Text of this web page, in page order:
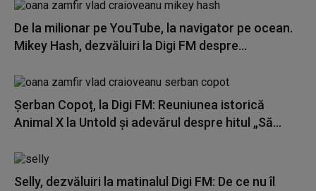
De la milionar pe YouTube, la navigator pe ocean.
Mikey Hash, dezvăluiri la Digi FM despre...
Șerban Copoț, la Digi FM: Reuniunea istorică
Animal X la Untold și adevărul despre hitul „Să...
Selly, dezvăluiri la matinalul Digi FM: De ce nu îl